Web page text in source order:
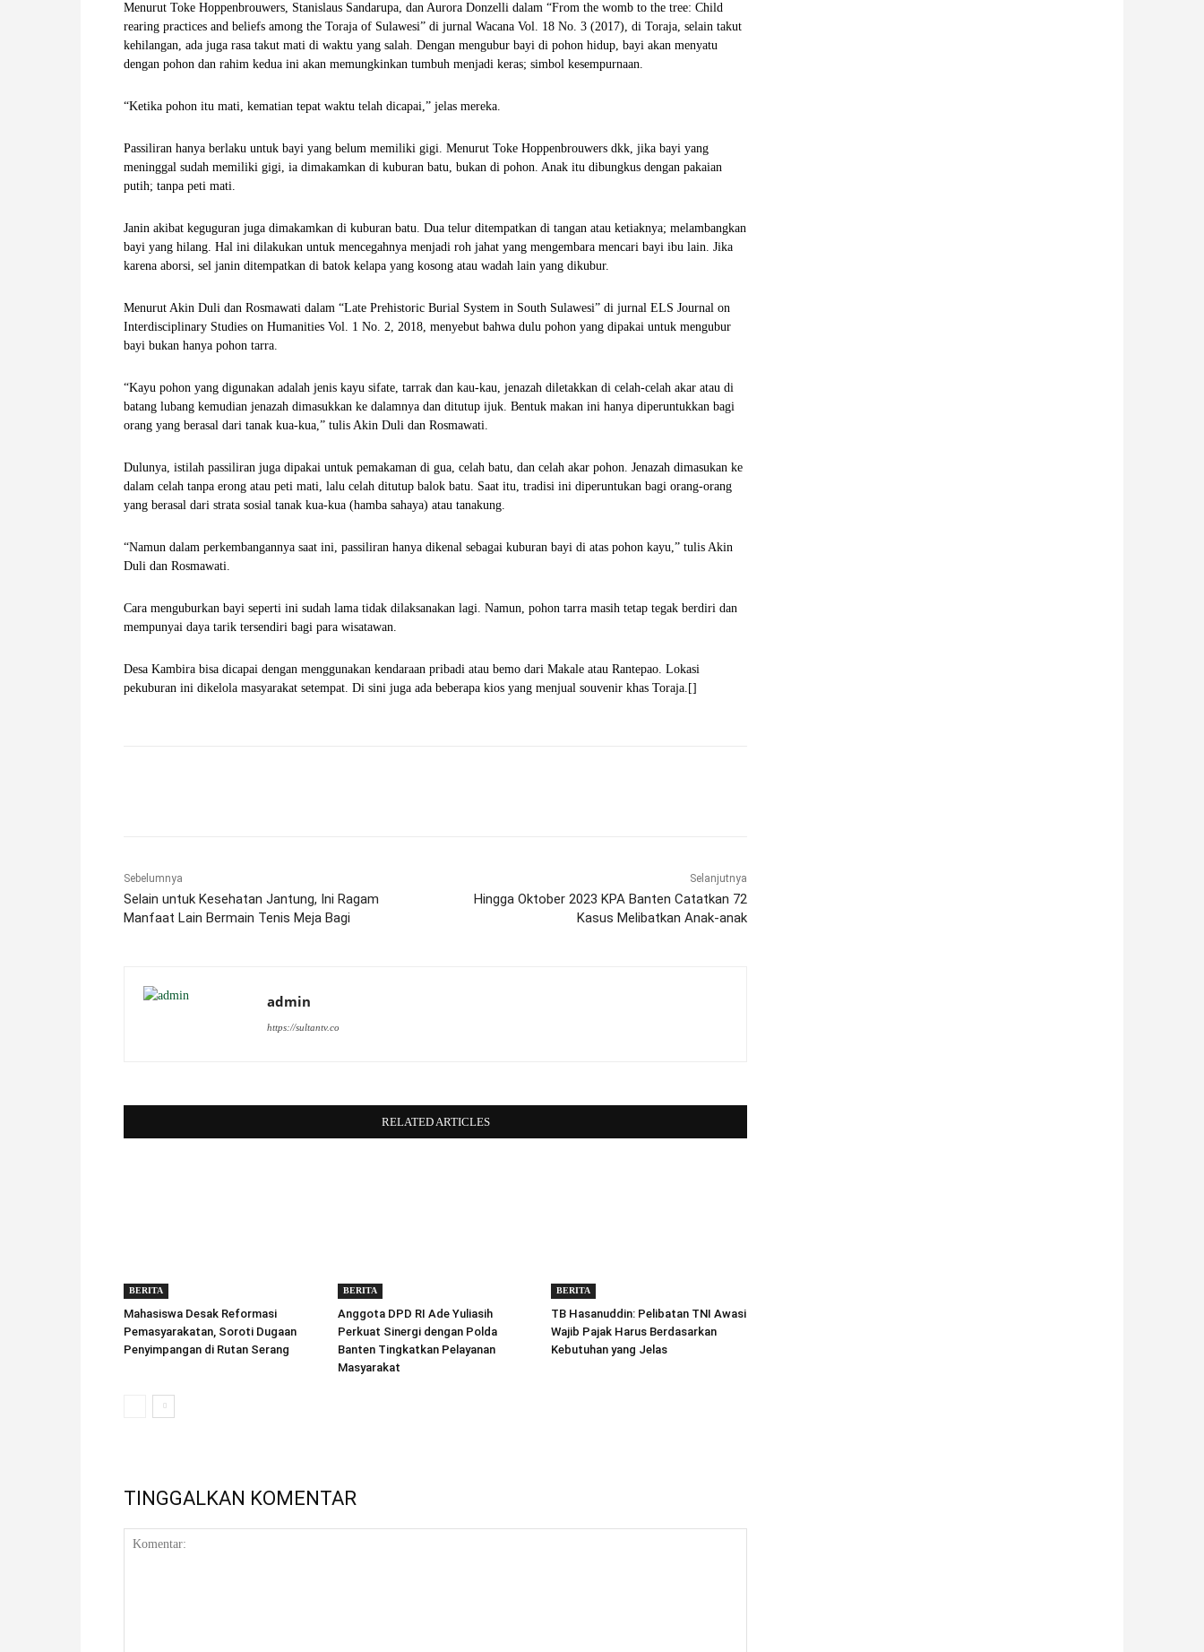
Menurut Toke Hoppenbrouwers, Stanislaus Sandarupa, dan Aurora Donzelli dalam “From the womb to the tree: Child
rearing practices and beliefs among the Toraja of Sulawesi” di jurnal Wacana Vol. 18 No. 3 (2017), di Toraja, selain takut
kehilangan, ada juga rasa takut mati di waktu yang salah. Dengan mengubur bayi di pohon hidup, bayi akan menyatu
dengan pohon dan rahim kedua ini akan memungkinkan tumbuh menjadi keras; simbol kesempurnaan.
“Ketika pohon itu mati, kematian tepat waktu telah dicapai,” jelas mereka.
Passiliran hanya berlaku untuk bayi yang belum memiliki gigi. Menurut Toke Hoppenbrouwers dkk, jika bayi yang
meninggal sudah memiliki gigi, ia dimakamkan di kuburan batu, bukan di pohon. Anak itu dibungkus dengan pakaian
putih; tanpa peti mati.
Janin akibat keguguran juga dimakamkan di kuburan batu. Dua telur ditempatkan di tangan atau ketiaknya; melambangkan
bayi yang hilang. Hal ini dilakukan untuk mencegahnya menjadi roh jahat yang mengembara mencari bayi ibu lain. Jika
karena aborsi, sel janin ditempatkan di batok kelapa yang kosong atau wadah lain yang dikubur.
Menurut Akin Duli dan Rosmawati dalam “Late Prehistoric Burial System in South Sulawesi” di jurnal ELS Journal on
Interdisciplinary Studies on Humanities Vol. 1 No. 2, 2018, menyebut bahwa dulu pohon yang dipakai untuk mengubur
bayi bukan hanya pohon tarra.
“Kayu pohon yang digunakan adalah jenis kayu sifate, tarrak dan kau-kau, jenazah diletakkan di celah-celah akar atau di
batang lubang kemudian jenazah dimasukkan ke dalamnya dan ditutup ijuk. Bentuk makan ini hanya diperuntukkan bagi
orang yang berasal dari tanak kua-kua,” tulis Akin Duli dan Rosmawati.
Dulunya, istilah passiliran juga dipakai untuk pemakaman di gua, celah batu, dan celah akar pohon. Jenazah dimasukan ke
dalam celah tanpa erong atau peti mati, lalu celah ditutup balok batu. Saat itu, tradisi ini diperuntukan bagi orang-orang
yang berasal dari strata sosial tanak kua-kua (hamba sahaya) atau tanakung.
“Namun dalam perkembangannya saat ini, passiliran hanya dikenal sebagai kuburan bayi di atas pohon kayu,” tulis Akin
Duli dan Rosmawati.
Cara menguburkan bayi seperti ini sudah lama tidak dilaksanakan lagi. Namun, pohon tarra masih tetap tegak berdiri dan
mempunyai daya tarik tersendiri bagi para wisatawan.
Desa Kambira bisa dicapai dengan menggunakan kendaraan pribadi atau bemo dari Makale atau Rantepao. Lokasi
pekuburan ini dikelola masyarakat setempat. Di sini juga ada beberapa kios yang menjual souvenir khas Toraja.[]
Sebelumnya
Selain untuk Kesehatan Jantung, Ini Ragam
Manfaat Lain Bermain Tenis Meja Bagi
Selanjutnya
Hingga Oktober 2023 KPA Banten Catatkan 72
Kasus Melibatkan Anak-anak
admin
https://sultantv.co
RELATED ARTICLES
BERITA
Mahasiswa Desak Reformasi
Pemasyarakatan, Soroti Dugaan
Penyimpangan di Rutan Serang
BERITA
Anggota DPD RI Ade Yuliasih
Perkuat Sinergi dengan Polda
Banten Tingkatkan Pelayanan
Masyarakat
BERITA
TB Hasanuddin: Pelibatan TNI Awasi
Wajib Pajak Harus Berdasarkan
Kebutuhan yang Jelas
TINGGALKAN KOMENTAR